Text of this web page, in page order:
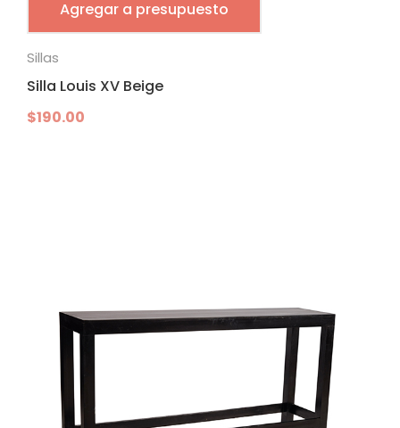
Agregar a presupuesto
Sillas
Silla Louis XV Beige
$190.00